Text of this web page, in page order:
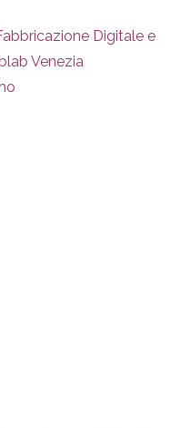
Digitale e
Venezia